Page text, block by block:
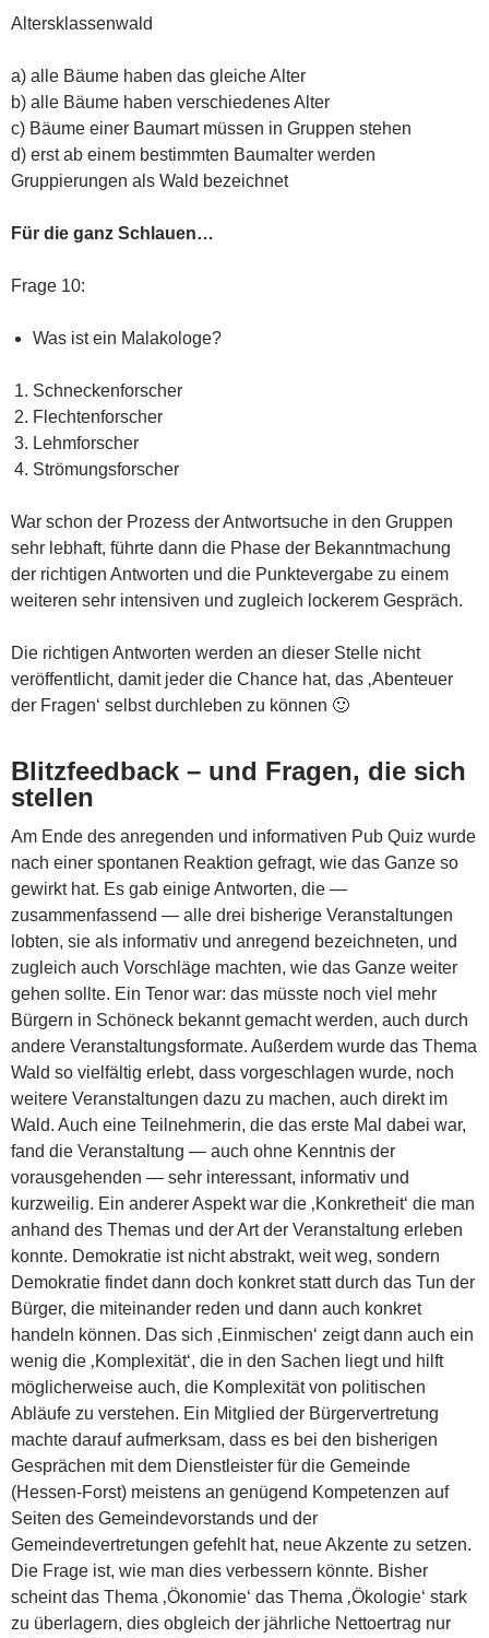
Altersklassenwald
a) alle Bäume haben das gleiche Alter
b) alle Bäume haben verschiedenes Alter
c) Bäume einer Baumart müssen in Gruppen stehen
d) erst ab einem bestimmten Baumalter werden
Gruppierungen als Wald bezeichnet
Für die ganz Schlauen…
Frage 10:
Was ist ein Malakologe?
Schneckenforscher
Flechtenforscher
Lehmforscher
Strömungsforscher
War schon der Prozess der Antwortsuche in den Gruppen
sehr lebhaft, führte dann die Phase der Bekanntmachung
der richtigen Antworten und die Punktevergabe zu einem
weiteren sehr intensiven und zugleich lockerem Gespräch.
Die richtigen Antworten werden an dieser Stelle nicht
veröffentlicht, damit jeder die Chance hat, das ‚Abenteuer
der Fragen‘ selbst durchleben zu können 🙂
Blitzfeedback – und Fragen, die sich
stellen
Am Ende des anregenden und informativen Pub Quiz wurde
nach einer spontanen Reaktion gefragt, wie das Ganze so
gewirkt hat. Es gab einige Antworten, die —
zusammenfassend — alle drei bisherige Veranstaltungen
lobten, sie als informativ und anregend bezeichneten, und
zugleich auch Vorschläge machten, wie das Ganze weiter
gehen sollte. Ein Tenor war: das müsste noch viel mehr
Bürgern in Schöneck bekannt gemacht werden, auch durch
andere Veranstaltungsformate. Außerdem wurde das Thema
Wald so vielfältig erlebt, dass vorgeschlagen wurde, noch
weitere Veranstaltungen dazu zu machen, auch direkt im
Wald. Auch eine Teilnehmerin, die das erste Mal dabei war,
fand die Veranstaltung — auch ohne Kenntnis der
vorausgehenden — sehr interessant, informativ und
kurzweilig. Ein anderer Aspekt war die ‚Konkretheit‘ die man
anhand des Themas und der Art der Veranstaltung erleben
konnte. Demokratie ist nicht abstrakt, weit weg, sondern
Demokratie findet dann doch konkret statt durch das Tun der
Bürger, die miteinander reden und dann auch konkret
handeln können. Das sich ‚Einmischen‘ zeigt dann auch ein
wenig die ‚Komplexität‘, die in den Sachen liegt und hilft
möglicherweise auch, die Komplexität von politischen
Abläufe zu verstehen. Ein Mitglied der Bürgervertretung
machte darauf aufmerksam, dass es bei den bisherigen
Gesprächen mit dem Dienstleister für die Gemeinde
(Hessen-Forst) meistens an genügend Kompetenzen auf
Seiten des Gemeindevorstands und der
Gemeindevertretungen gefehlt hat, neue Akzente zu setzen.
Die Frage ist, wie man dies verbessern könnte. Bisher
scheint das Thema ‚Ökonomie‘ das Thema ‚Ökologie‘ stark
zu überlagern, dies obgleich der jährliche Nettoertrag nur